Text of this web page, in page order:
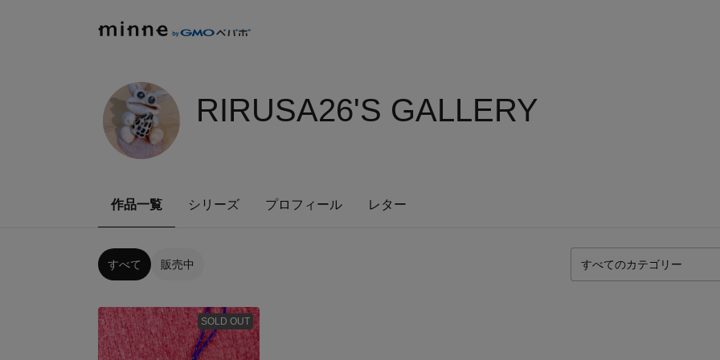
RIRUSA26'S GALLERY
作品一覧 シリーズ プロフィール レター
すべて 販売中
SOLD OUT